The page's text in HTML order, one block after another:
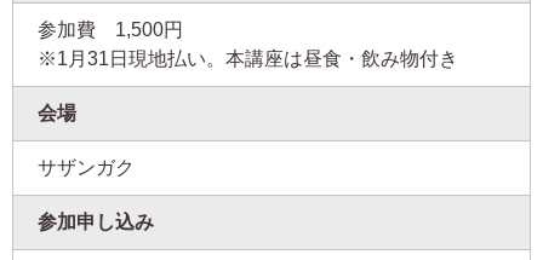
参加費
1,500円
※1月31日現地払い。本講座は昼食・飲み物付き
会場
サザンガク
参加申し込み